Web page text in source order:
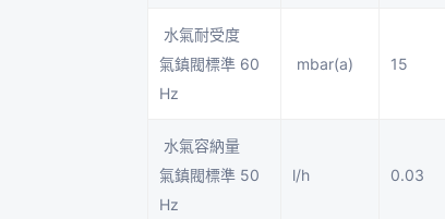
水氣耐受度
氣鎮閥標準 60
Hz
mbar(a) 15
水氣容納量
氣鎮閥標準 50
Hz
l/h 0.03